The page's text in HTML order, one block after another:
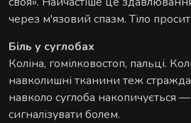
через м'язовий спазм. Тіло
Біль у суглобах
Коліна, гомілковостоп, пальці.
навколишні тканини теж
навколо суглоба накопичується —
сигналізувати болем.